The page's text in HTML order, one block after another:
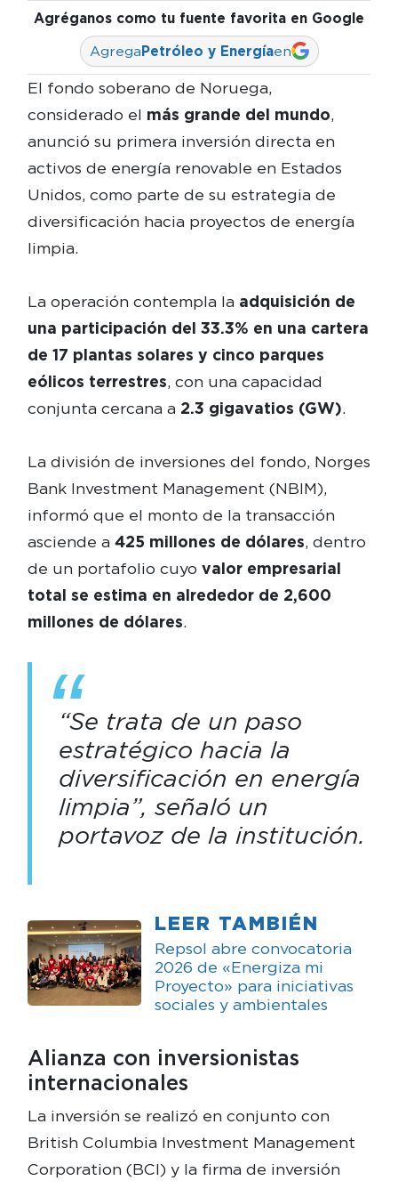
Agréganos como tu fuente favorita en Google
AgregaPetróleo y Energíaen
El fondo soberano de Noruega,
considerado el más grande del mundo,
anunció su primera inversión directa en
activos de energía renovable en Estados
Unidos, como parte de su estrategia de
diversificación hacia proyectos de energía
limpia.
La operación contempla la adquisición de
una participación del 33.3% en una cartera
de 17 plantas solares y cinco parques
eólicos terrestres, con una capacidad
conjunta cercana a 2.3 gigavatios (GW).
La división de inversiones del fondo, Norges
Bank Investment Management (NBIM),
informó que el monto de la transacción
asciende a 425 millones de dólares, dentro
de un portafolio cuyo valor empresarial
total se estima en alrededor de 2,600
millones de dólares.
“Se trata de un paso
estratégico hacia la
diversificación en energía
limpia”, señaló un
portavoz de la institución.
LEER TAMBIÉN
Repsol abre convocatoria
2026 de «Energiza mi
Proyecto» para iniciativas
sociales y ambientales
Alianza con inversionistas
internacionales
La inversión se realizó en conjunto con
British Columbia Investment Management
Corporation (BCI) y la firma de inversión